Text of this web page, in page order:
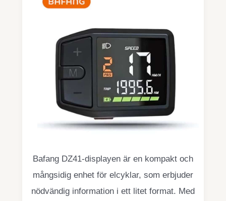
Bafang DZ41-displayen är en kompakt och
mångsidig enhet för elcyklar, som erbjuder
nödvändig information i ett litet format. Med